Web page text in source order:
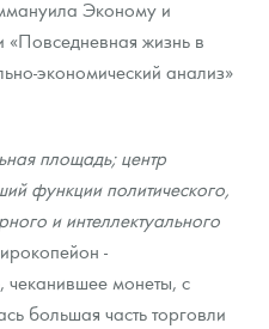
глубин"
драгметаллов
данных
Эконому и
«Повседневная жизнь в
экономический анализ»
площадь; центр
функции политического,
и интеллектуального
-
чеканившее монеты, с
большая часть торговли